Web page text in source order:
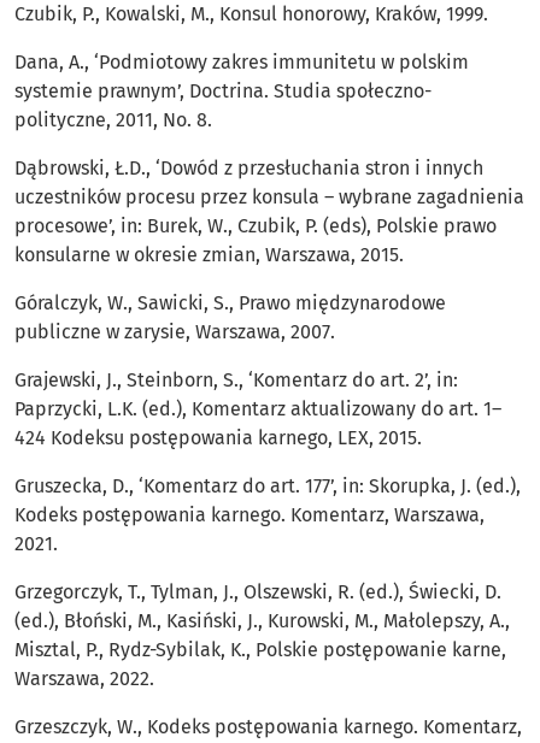
Czubik, P., Kowalski, M., Konsul honorowy, Kraków, 1999.
Dana, A., ‘Podmiotowy zakres immunitetu w polskim
systemie prawnym’, Doctrina. Studia społeczno-
polityczne, 2011, No. 8.
Dąbrowski, Ł.D., ‘Dowód z przesłuchania stron i innych
uczestników procesu przez konsula – wybrane zagadnienia
procesowe’, in: Burek, W., Czubik, P. (eds), Polskie prawo
konsularne w okresie zmian, Warszawa, 2015.
Góralczyk, W., Sawicki, S., Prawo międzynarodowe
publiczne w zarysie, Warszawa, 2007.
Grajewski, J., Steinborn, S., ‘Komentarz do art. 2’, in:
Paprzycki, L.K. (ed.), Komentarz aktualizowany do art. 1–
424 Kodeksu postępowania karnego, LEX, 2015.
Gruszecka, D., ‘Komentarz do art. 177’, in: Skorupka, J. (ed.),
Kodeks postępowania karnego. Komentarz, Warszawa,
2021.
Grzegorczyk, T., Tylman, J., Olszewski, R. (ed.), Świecki, D.
(ed.), Błoński, M., Kasiński, J., Kurowski, M., Małolepszy, A.,
Misztal, P., Rydz-Sybilak, K., Polskie postępowanie karne,
Warszawa, 2022.
Grzeszczyk, W., Kodeks postępowania karnego. Komentarz,